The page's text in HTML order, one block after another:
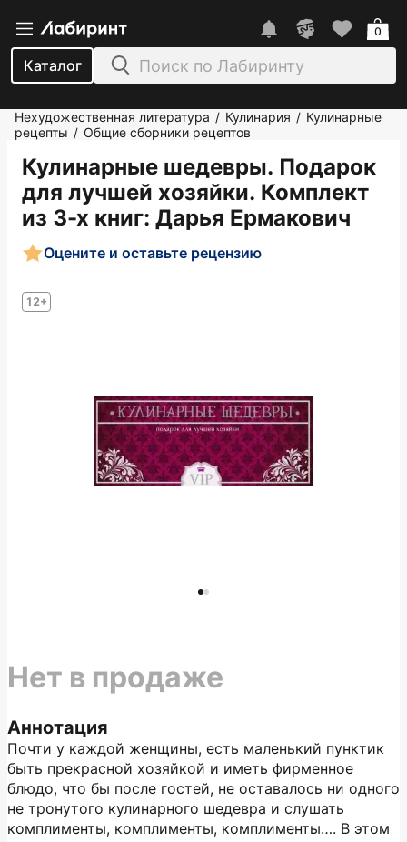
Каталог
0
Нехудожественная литература / Кулинария / Кулинарные
рецепты / Общие сборники рецептов
Кулинарные шедевры. Подарок
для лучшей хозяйки. Комплект
из 3-х книг: Дарья Ермакович
12+
Оцените и оставьте рецензию
Аннотация
Почти у каждой женщины, есть маленький пунктик
быть прекрасной хозяйкой и иметь фирменное
блюдо, что бы после гостей, не оставалось ни одного
не тронутого кулинарного шедевра и слушать
комплименты, комплименты, комплименты…. В этом
Нет в продаже